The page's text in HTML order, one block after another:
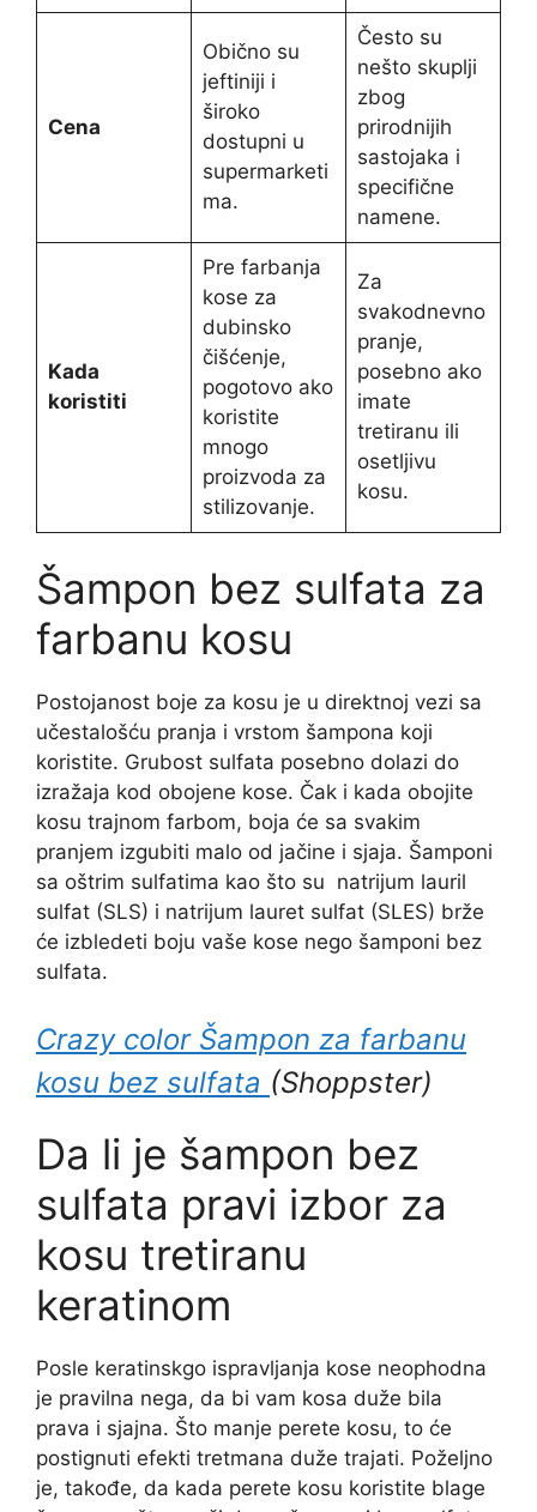
Cena
Obično su
jeftiniji i
široko
dostupni u
supermarketi
ma.
Često su
nešto skuplji
zbog
prirodnijih
sastojaka i
specifične
namene.
Kada
koristiti
Pre farbanja
kose za
dubinsko
čišćenje,
pogotovo ako
koristite
mnogo
proizvoda za
stilizovanje.
Za
svakodnevno
pranje,
posebno ako
imate
tretiranu ili
osetljivu
kosu.
Šampon bez sulfata za
farbanu kosu
Postojanost boje za kosu je u direktnoj vezi sa
učestalošću pranja i vrstom šampona koji
koristite. Grubost sulfata posebno dolazi do
izražaja kod obojene kose. Čak i kada obojite
kosu trajnom farbom, boja će sa svakim
pranjem izgubiti malo od jačine i sjaja. Šamponi
sa oštrim sulfatima kao što su natrijum lauril
sulfat (SLS) i natrijum lauret sulfat (SLES) brže
će izbledeti boju vaše kose nego šamponi bez
sulfata.
Crazy color Šampon za farbanu
kosu bez sulfata (Shoppster)
Da li je šampon bez
sulfata pravi izbor za
kosu tretiranu
keratinom
Posle keratinskgo ispravljanja kose neophodna
je pravilna nega, da bi vam kosa duže bila
prava i sjajna. Što manje perete kosu, to će
postignuti efekti tretmana duže trajati. Poželjno
je, takođe, da kada perete kosu koristite blage